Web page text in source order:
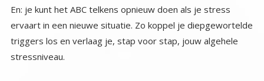
En: je kunt het ABC telkens opnieuw doen als je stress
ervaart in een nieuwe situatie. Zo koppel je diepgewortelde
triggers los en verlaag je, stap voor stap, jouw algehele
stressniveau.